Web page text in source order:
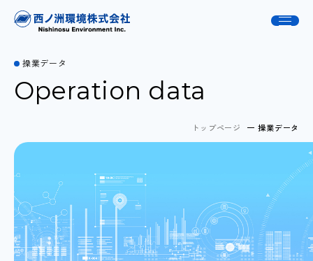
操業データ
Operation data
トップページ 操業データ